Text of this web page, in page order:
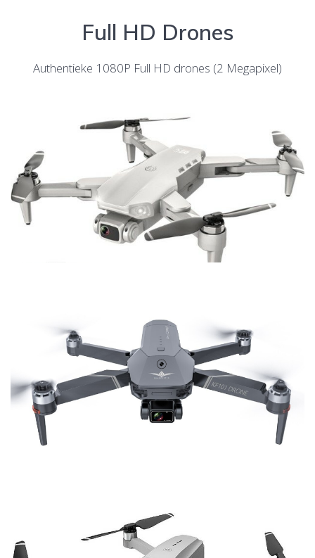
Full HD Drones
Authentieke 1080P Full HD drones (2 Megapixel)